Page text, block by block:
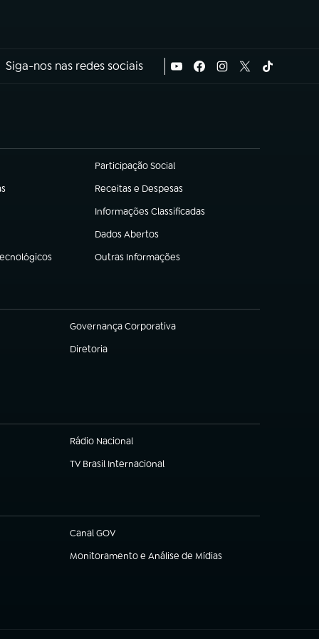
Siga-nos nas redes sociais
Participação Social
(abre em nova aba)
Receitas e Despesas
(abre em nova aba)
Informações Classificadas
(abre em nova aba)
Dados Abertos
(abre em nova aba)
Outras Informações
(abre em nova aba)
Governança Corporativa
(abre em nova aba)
Diretoria
(abre em nova aba)
Rádio Nacional
TV Brasil Internacional
(abre em nova aba)
Canal GOV
(abre em nova aba)
Monitoramento e Análise de Mídias
(abre em nova aba)